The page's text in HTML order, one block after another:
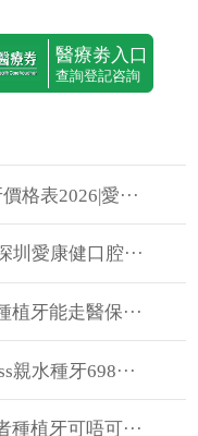
醫療劵入口
查詢登記咨詢
格表2026|愛···
愛康健口腔···
牙能走醫保···
水種牙698···
植牙可唔可···